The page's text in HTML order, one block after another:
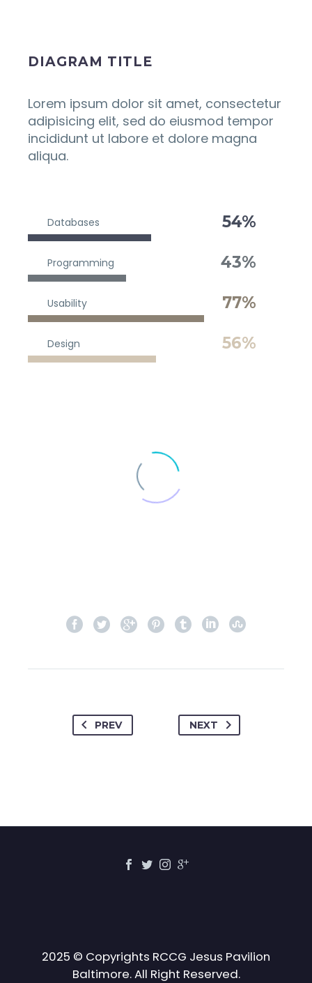
DIAGRAM TITLE
Lorem ipsum dolor sit amet, consectetur
adipisicing elit, sed do eiusmod tempor
incididunt ut labore et dolore magna
aliqua.
Databases 54%
Programming 43%
Usability 77%
Design 56%
PREV NEXT
2025 © Copyrights RCCG Jesus Pavilion
Baltimore. All Right Reserved.